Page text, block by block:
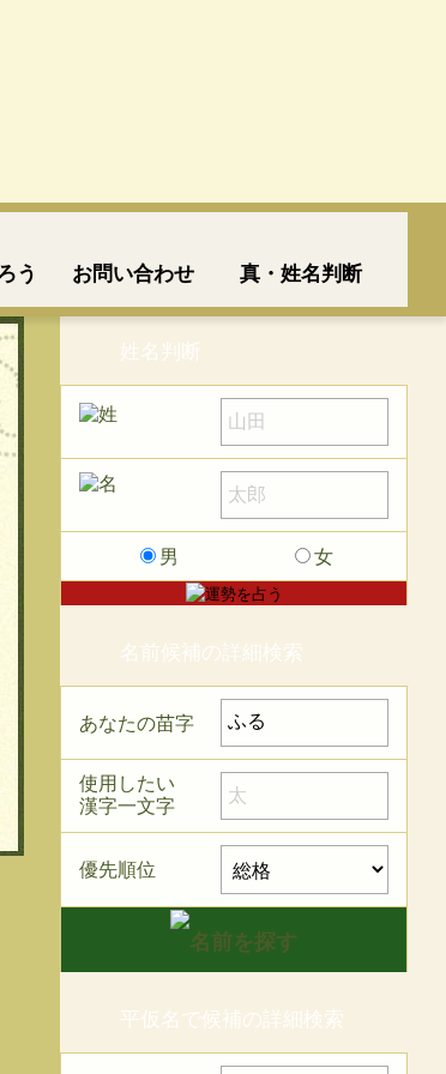
う お問い合わせ 真・姓名判断
姓名判断
男 女
名前候補の詳細検索
あなたの苗字
使用したい
漢字一文字
優先順位
平仮名で候補の詳細検索